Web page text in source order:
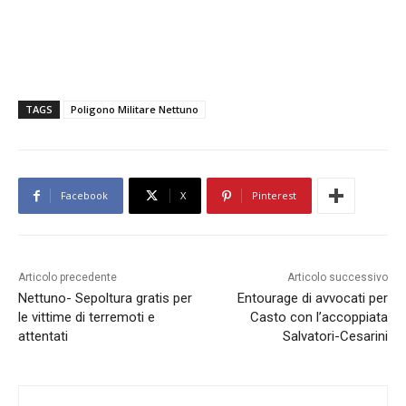
TAGS Poligono Militare Nettuno
Facebook X Pinterest
Articolo precedente
Nettuno- Sepoltura gratis per
le vittime di terremoti e
attentati
Articolo successivo
Entourage di avvocati per
Casto con l’accoppiata
Salvatori-Cesarini